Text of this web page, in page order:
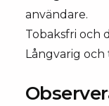
användare.
Tobaksfri och
Långvarig